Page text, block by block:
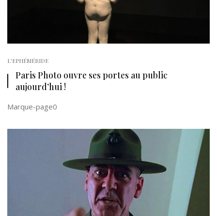
L'EPHÉMÉRIDE
Paris Photo ouvre ses portes au public
aujourd’hui !
Marque-page0